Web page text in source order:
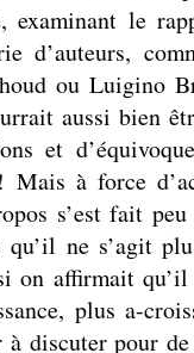
examinant le
d’auteurs,
ou Luigino
aussi bien
et
à force
s’est fait
ne s’agit
on affirmait
plus a-
discuter pour